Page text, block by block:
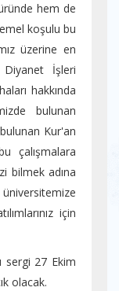
hem de
koşulu bu
üzerine en
Diyanet İşleri
hakkında
bulunan
Kur'an
çalışmalara
bilmek adına
için
sergi 27 Ekim
olacak.